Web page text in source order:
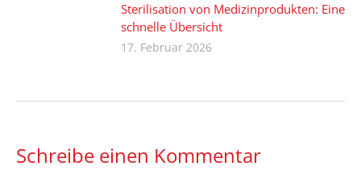
Sterilisation von Medizinprodukten: Eine
schnelle Übersicht
17. Februar 2026
Schreibe einen Kommentar